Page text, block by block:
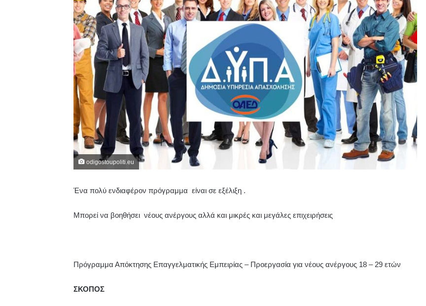
odigostoupoliti.eu
Ένα πολύ ενδιαφέρον πρόγραμμα είναι σε εξέλιξη .
Μπορεί να βοηθήσει νέους ανέργους αλλά και μικρές και μεγάλες επιχειρήσεις
Πρόγραμμα Απόκτησης Επαγγελματικής Εμπειρίας – Προεργασία για νέους ανέργους 18 – 29 ετών
ΣΚΟΠΟΣ